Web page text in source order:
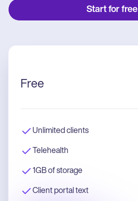
Start for free
Free
Unlimited clients
Telehealth
1GB of storage
Client portal text